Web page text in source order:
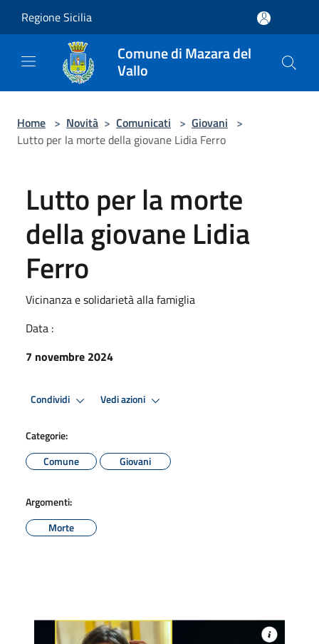
Regione Sicilia
Comune di Mazara del
Vallo
Home > Novità > Comunicati > Giovani >
Lutto per la morte della giovane Lidia Ferro
Lutto per la morte
della giovane Lidia
Ferro
Vicinanza e solidarietà alla famiglia
Data :
7 novembre 2024
Condividi Vedi azioni
Categorie:
Comune
Giovani
Argomenti:
Morte